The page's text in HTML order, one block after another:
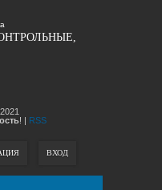
! | RSS
ВХОД